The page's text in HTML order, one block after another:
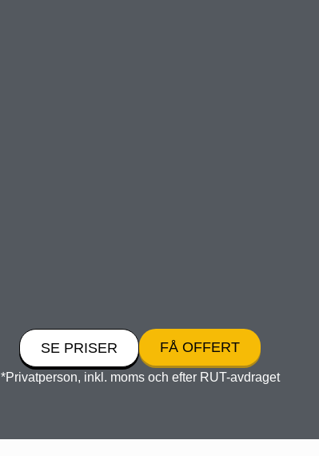
SE PRISER
FÅ OFFERT
*Privatperson, inkl. moms och efter RUT-avdraget